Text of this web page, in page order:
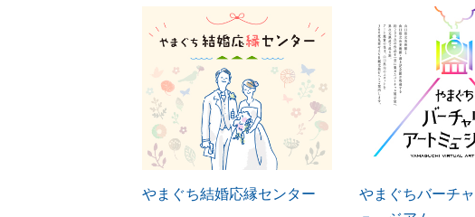
やまぐち結婚応縁センター
やまぐちバーチ